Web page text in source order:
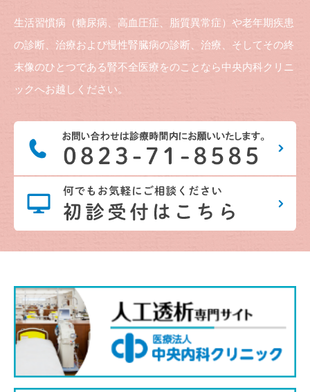
生活習慣病（糖尿病、高血圧症、脂質異常症）や老年期疾患
の診断、治療および慢性腎臓病の診断、治療、そしてその終
末像のひとつである腎不全医療をのことなら中央内科クリニ
ックへお越しください。